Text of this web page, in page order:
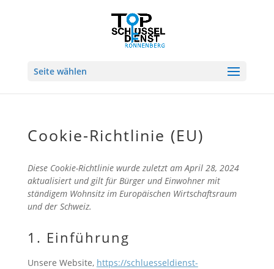
Seite wählen
Cookie-Richtlinie (EU)
Diese Cookie-Richtlinie wurde zuletzt am April 28, 2024
aktualisiert und gilt für Bürger und Einwohner mit
ständigem Wohnsitz im Europäischen Wirtschaftsraum
und der Schweiz.
1. Einführung
Unsere Website, https://schluesseldienst-